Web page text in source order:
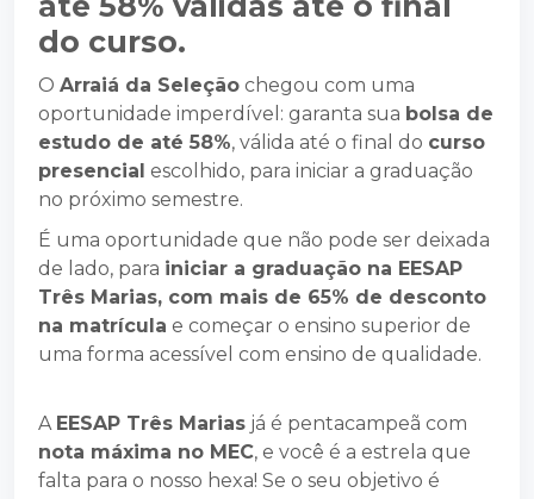
do curso.
O Arraiá da Seleção chegou com uma
oportunidade imperdível: garanta sua bolsa de
estudo de até 58%, válida até o final do curso
presencial escolhido, para iniciar a graduação
no próximo semestre.
É uma oportunidade que não pode ser deixada
de lado, para iniciar a graduação na EESAP
Três Marias, com mais de 65% de desconto
na matrícula e começar o ensino superior de
uma forma acessível com ensino de qualidade.
A EESAP Três Marias já é pentacampeã com
nota máxima no MEC, e você é a estrela que
falta para o nosso hexa! Se o seu objetivo é